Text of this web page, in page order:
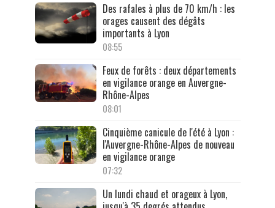
Des rafales à plus de 70 km/h : les
orages causent des dégâts
importants à Lyon
08:55
Feux de forêts : deux départements
en vigilance orange en Auvergne-
Rhône-Alpes
08:01
Cinquième canicule de l'été à Lyon :
l'Auvergne-Rhône-Alpes de nouveau
en vigilance orange
07:32
Un lundi chaud et orageux à Lyon,